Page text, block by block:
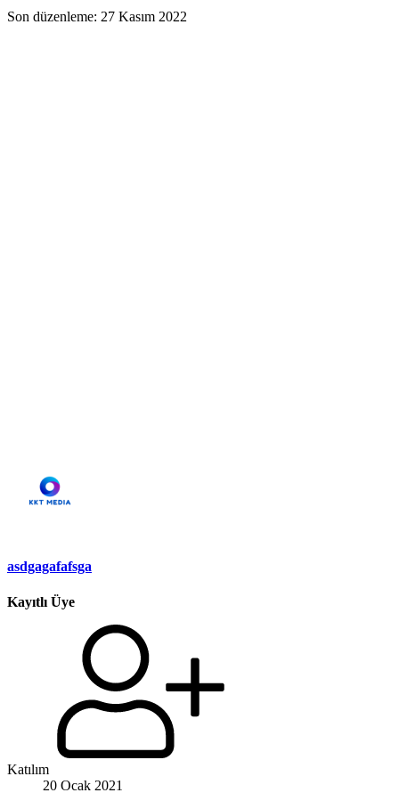
Son düzenleme: 27 Kasım 2022
asdgagafafsga
Kayıtlı Üye
Katılım
20 Ocak 2021